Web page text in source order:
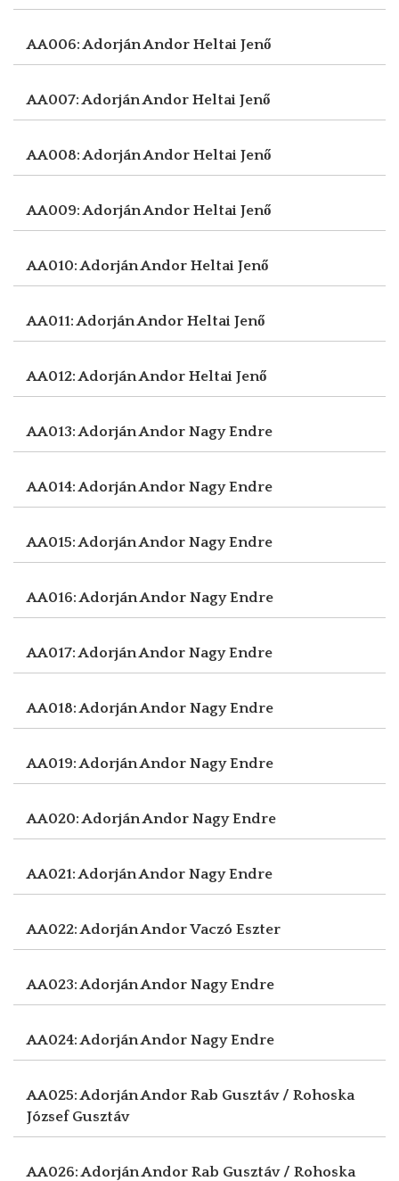
AA006: Adorján Andor Heltai Jenő
AA007: Adorján Andor Heltai Jenő
AA008: Adorján Andor Heltai Jenő
AA009: Adorján Andor Heltai Jenő
AA010: Adorján Andor Heltai Jenő
AA011: Adorján Andor Heltai Jenő
AA012: Adorján Andor Heltai Jenő
AA013: Adorján Andor Nagy Endre
AA014: Adorján Andor Nagy Endre
AA015: Adorján Andor Nagy Endre
AA016: Adorján Andor Nagy Endre
AA017: Adorján Andor Nagy Endre
AA018: Adorján Andor Nagy Endre
AA019: Adorján Andor Nagy Endre
AA020: Adorján Andor Nagy Endre
AA021: Adorján Andor Nagy Endre
AA022: Adorján AndorVaczó Eszter
AA023: Adorján Andor Nagy Endre
AA024: Adorján Andor Nagy Endre
AA025: Adorján Andor Rab Gusztáv / Rohoska
József Gusztáv
AA026: Adorján Andor Rab Gusztáv / Rohoska